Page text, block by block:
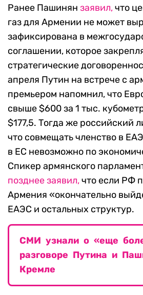
Ранее Пашинян заявил,что
газ для Армении не может
зафиксирована в
соглашении, которое
стратегические
апреля Путин на встрече с
премьером напомнил, что
свыше $600 за 1 тыс.
$177,5. Тогда же российский
что совмещать членство в
в ЕС невозможно по
Спикер армянского
позднее заявил,что если РФ
Армения «окончательно
ЕАЭС и остальных структур.
СМИ узнали о «еще
разговоре Путина и
Кремле